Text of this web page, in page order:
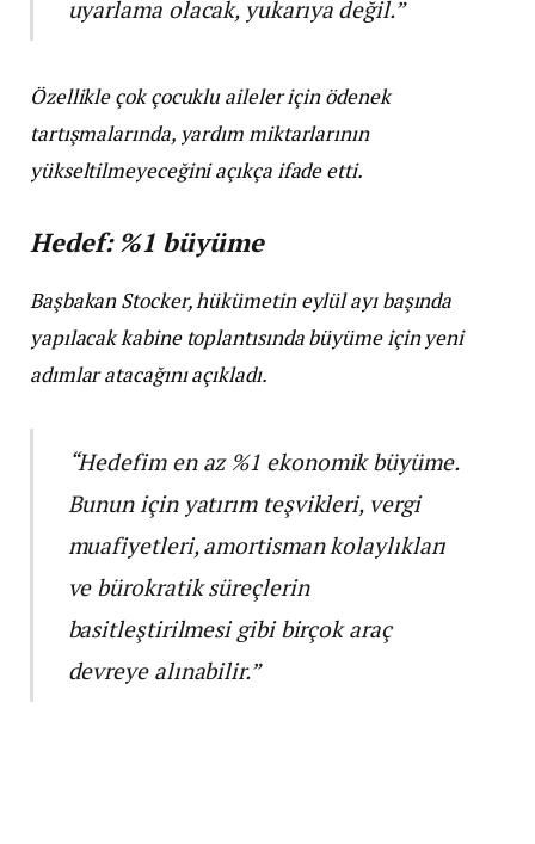
uyarlama olacak, yukarıya değil.”
Özellikle çok çocuklu aileler için ödenek
tartışmalarında, yardım miktarlarının
yükseltilmeyeceğini açıkça ifade etti.
Hedef: %1 büyüme
Başbakan Stocker, hükümetin eylül ayı başında
yapılacak kabine toplantısında büyüme için yeni
adımlar atacağını açıkladı.
“Hedefim en az %1 ekonomik büyüme.
Bunun için yatırım teşvikleri, vergi
muafiyetleri, amortisman kolaylıkları
ve bürokratik süreçlerin
basitleştirilmesi gibi birçok araç
devreye alınabilir.”